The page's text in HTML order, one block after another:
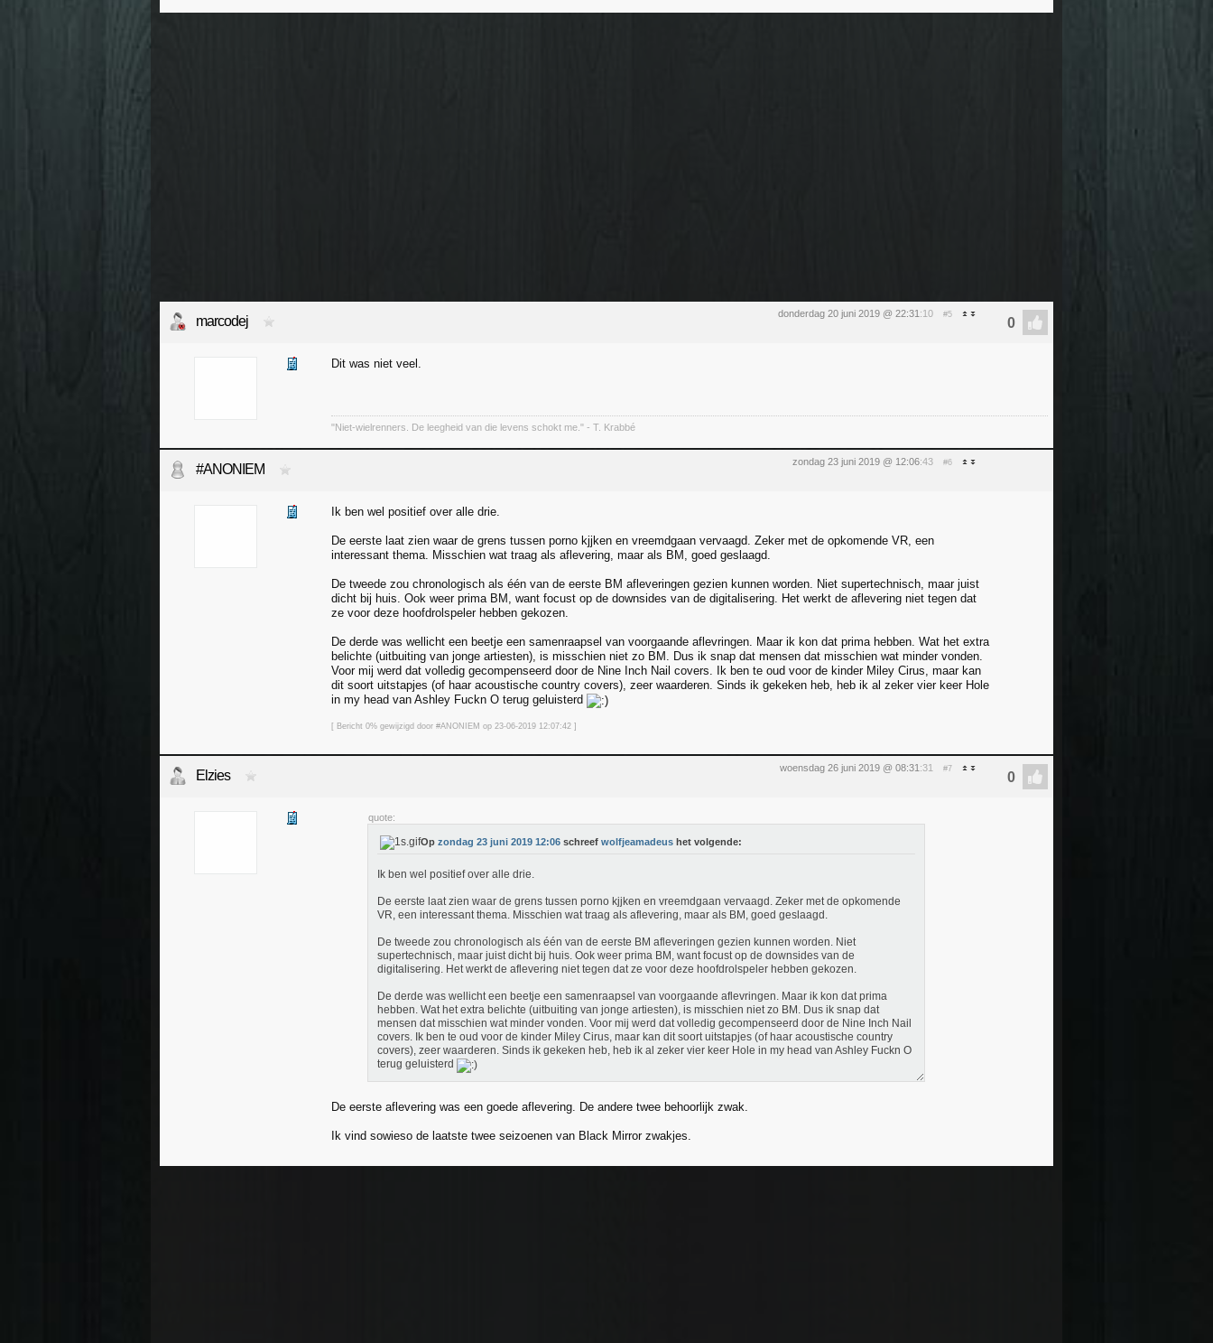
donderdag 20 juni 2019 @ 22:31 :10 #5
marcodej
Dit was niet veel.
"Niet-wielrenners. De leegheid van die levens schokt me." - T. Krabbé
zondag 23 juni 2019 @ 12:06:43 #6
#ANONIEM
Ik ben wel positief over alle drie.
De eerste laat zien waar de grens tussen porno kjjken en vreemdgaan vervaagd. Zeker met de opkomende VR, een
interessant thema. Misschien wat traag als aflevering, maar als BM, goed geslaagd.
De tweede zou chronologisch als één van de eerste BM afleveringen gezien kunnen worden. Niet supertechnisch, maar juist
dicht bij huis. Ook weer prima BM, want focust op de downsides van de digitalisering. Het werkt de aflevering niet tegen dat
ze voor deze hoofdrolspeler hebben gekozen.
De derde was wellicht een beetje een samenraapsel van voorgaande aflevringen. Maar ik kon dat prima hebben. Wat het extra
belichte (uitbuiting van jonge artiesten), is misschien niet zo BM. Dus ik snap dat mensen dat misschien wat minder vonden.
Voor mij werd dat volledig gecompenseerd door de Nine Inch Nail covers. Ik ben te oud voor de kinder Miley Cirus, maar kan
dit soort uitstapjes (of haar acoustische country covers), zeer waarderen. Sinds ik gekeken heb, heb ik al zeker vier keer Hole
in my head van Ashley Fuckn O terug geluisterd
[ Bericht 0% gewijzigd door #ANONIEM op 23-06-2019 12:07:42 ]
woensdag 26 juni 2019 @ 08:31 :31 #7
Elzies
quote:
Op zondag 23 juni 2019 12:06 schreef wolfjeamadeus het volgende:
Ik ben wel positief over alle drie.
De eerste laat zien waar de grens tussen porno kjjken en vreemdgaan vervaagd. Zeker met de opkomende
VR, een interessant thema. Misschien wat traag als aflevering, maar als BM, goed geslaagd.
De tweede zou chronologisch als één van de eerste BM afleveringen gezien kunnen worden. Niet
supertechnisch, maar juist dicht bij huis. Ook weer prima BM, want focust op de downsides van de
digitalisering. Het werkt de aflevering niet tegen dat ze voor deze hoofdrolspeler hebben gekozen.
De derde was wellicht een beetje een samenraapsel van voorgaande aflevringen. Maar ik kon dat prima
hebben. Wat het extra belichte (uitbuiting van jonge artiesten), is misschien niet zo BM. Dus ik snap dat
mensen dat misschien wat minder vonden. Voor mij werd dat volledig gecompenseerd door de Nine Inch Nail
covers. Ik ben te oud voor de kinder Miley Cirus, maar kan dit soort uitstapjes (of haar acoustische country
covers), zeer waarderen. Sinds ik gekeken heb, heb ik al zeker vier keer Hole in my head van Ashley Fuckn O
terug geluisterd
De eerste aflevering was een goede aflevering. De andere twee behoorlijk zwak.
Ik vind sowieso de laatste twee seizoenen van Black Mirror zwakjes.